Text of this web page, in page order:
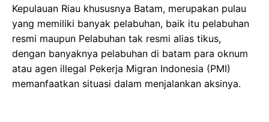
Kepulauan Riau khususnya Batam, merupakan pulau
yang memiliki banyak pelabuhan, baik itu pelabuhan
resmi maupun Pelabuhan tak resmi alias tikus,
dengan banyaknya pelabuhan di batam para oknum
atau agen illegal Pekerja Migran Indonesia (PMI)
memanfaatkan situasi dalam menjalankan aksinya.